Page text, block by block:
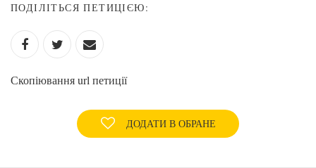
ПОДІЛІТЬСЯ ПЕТИЦІЄЮ:
Скопіювання url петиції
ДОДАТИ В ОБРАНЕ